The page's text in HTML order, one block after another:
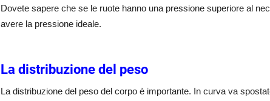
Dovete sapere che se le ruote hanno una pressione superiore al
avere la pressione ideale.
La distribuzione del peso
La distribuzione del peso del corpo è importante. In curva va